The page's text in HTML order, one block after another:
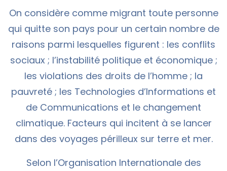
On considère comme migrant toute personne
qui quitte son pays pour un certain nombre de
raisons parmi lesquelles figurent : les conflits
sociaux ; l’instabilité politique et économique ;
les violations des droits de l’homme ; la
pauvreté ; les Technologies d’Informations et
de Communications et le changement
climatique. Facteurs qui incitent à se lancer
dans des voyages périlleux sur terre et mer.
Selon l’Organisation Internationale des